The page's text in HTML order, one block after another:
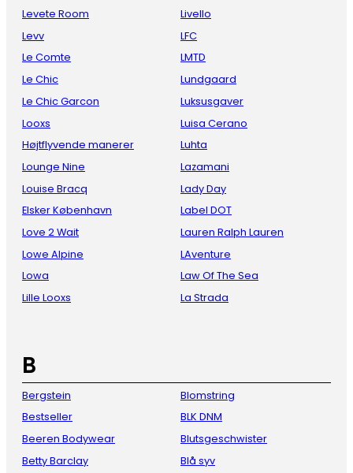
Levete Room
Levv
Le Comte
Le Chic
Le Chic Garcon
Looxs
Højtflyvende manerer
Lounge Nine
Louise Bracq
Elsker København
Love 2 Wait
Lowe Alpine
Lowa
Lille Looxs
Livello
LFC
LMTD
Lundgaard
Luksusgaver
Luisa Cerano
Luhta
Lazamani
Lady Day
Label DOT
Lauren Ralph Lauren
LAventure
Law Of The Sea
La Strada
B
Bergstein
Bestseller
Beeren Bodywear
Betty Barclay
Blomstring
BLK DNM
Blutsgeschwister
Blå syv